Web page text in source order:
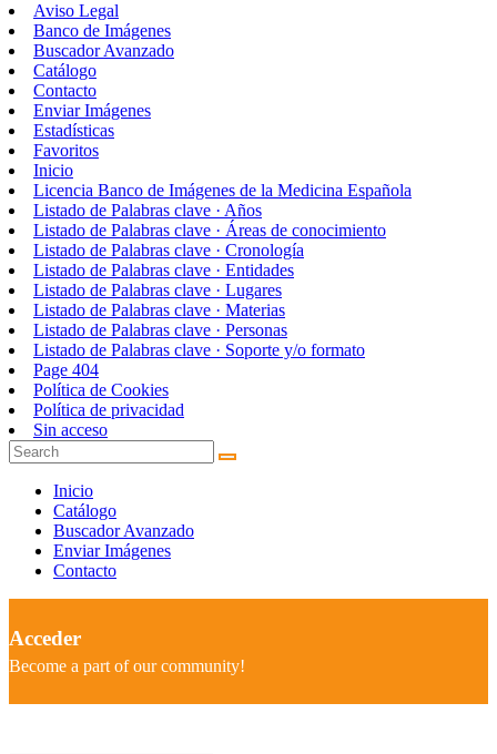
Aviso Legal
Banco de Imágenes
Buscador Avanzado
Catálogo
Contacto
Enviar Imágenes
Estadísticas
Favoritos
Inicio
Licencia Banco de Imágenes de la Medicina Española
Listado de Palabras clave · Años
Listado de Palabras clave · Áreas de conocimiento
Listado de Palabras clave · Cronología
Listado de Palabras clave · Entidades
Listado de Palabras clave · Lugares
Listado de Palabras clave · Materias
Listado de Palabras clave · Personas
Listado de Palabras clave · Soporte y/o formato
Page 404
Política de Cookies
Política de privacidad
Sin acceso
Inicio
Catálogo
Buscador Avanzado
Enviar Imágenes
Contacto
Acceder
Become a part of our community!